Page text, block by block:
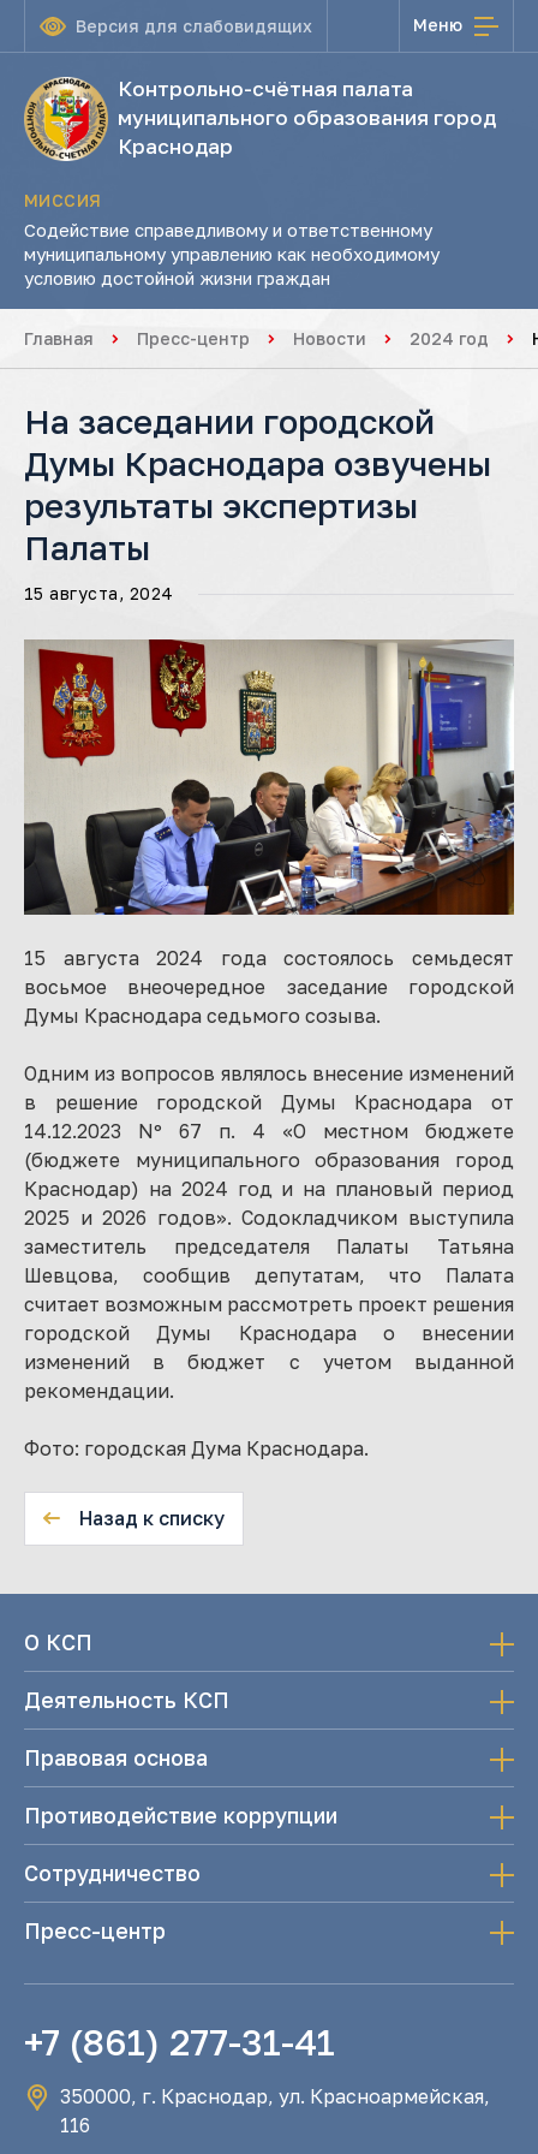
Версия для слабовидящих Меню
Контрольно-счётная палата
муниципального образования город
Краснодар
МИССИЯ
Содействие справедливому и ответственному
муниципальному управлению как необходимому
условию достойной жизни граждан
Главная Пресс-центр Новости 2024 год
На заседании городской
Думы Краснодара озвучены
результаты экспертизы
Палаты
15 августа, 2024
15 августа 2024 года состоялось семьдесят
восьмое внеочередное заседание городской
Думы Краснодара седьмого созыва.
Одним из вопросов являлось внесение изменений
в решение городской Думы Краснодара от
14.12.2023 Nº 67 п. 4 «О местном бюджете
(бюджете муниципального образования город
Краснодар) на 2024 год и на плановый период
2025 и 2026 годов». Содокладчиком выступила
заместитель председателя Палаты Татьяна
Шевцова, сообщив депутатам, что Палата
считает возможным рассмотреть проект решения
городской Думы Краснодара о внесении
изменений в бюджет с учетом выданной
рекомендации.
Фото: городская Дума Краснодара.
Назад к списку
О КСП
Деятельность КСП
Правовая основа
Противодействие коррупции
Сотрудничество
Пресс-центр
+7 (861) 277-31-41
350000, г. Краснодар, ул. Красноармейская,
116